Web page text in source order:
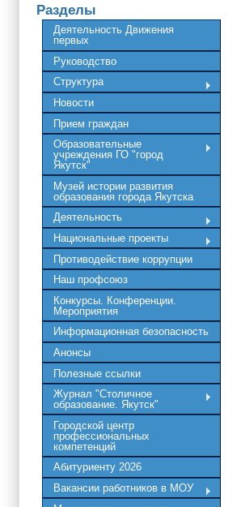
Разделы
Деятельность Движения
первых
Руководство
Структура
Новости
Прием граждан
Образовательные
учреждения ГО "город
Якутск"
Музей истории развития
образования города Якутска
Деятельность
Национальные проекты
Противодействие коррупции
Наш профсоюз
Конкурсы. Конференции.
Мероприятия
Информационная безопасность
Анонсы
Полезные ссылки
Журнал "Столичное
образование. Якутск"
Городской центр
профессиональных
компетенций
Абитуриенту 2026
Вакансии работников в МОУ